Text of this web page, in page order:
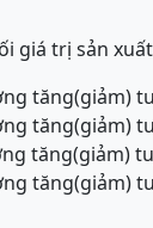
giá trị sản
tăng(giảm)
tăng(giảm)
tăng(giảm)
tăng(giảm)